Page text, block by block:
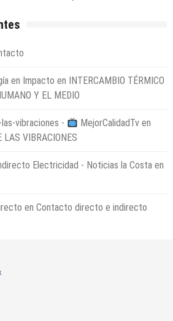
en Impacto en
INTERCAMBIO TÉRMICO
Y EL MEDIO
vibraciones - MejorCalidadTv en
LAS VIBRACIONES
Electricidad - Noticias la Costa en
en Contacto directo e indirecto